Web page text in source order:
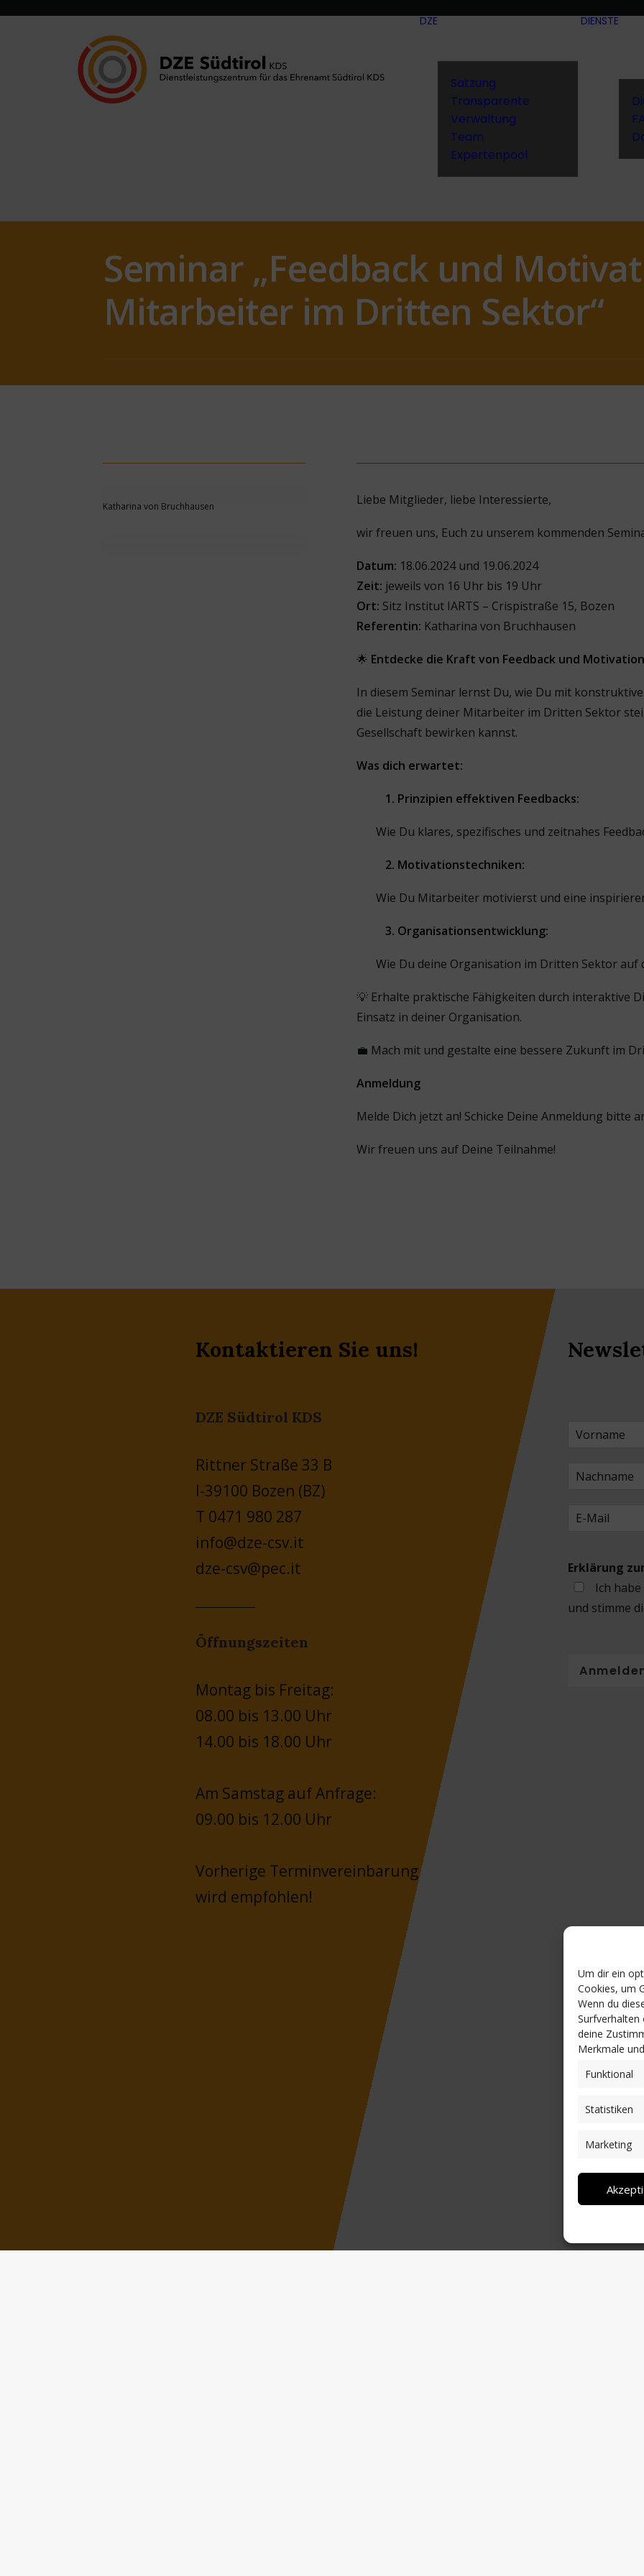
Um dir ein
Cookies, um
Wenn du
Surfverhalten
deine
Merkmale
Funktional
Statistiken
Marketing
DZE
Satzung
Transparente
Verwaltung
Team
Expertenpool
DIENSTE
Seminar „Feedback und
Mitarbeiter im Dritten Sektor“
Katharina von Bruchhausen Liebe Mitglieder, liebe Interessierte,
wir freuen uns, Euch zu unserem kommenden
Datum: 18.06.2024 und 19.06.2024
Zeit: jeweils von 16 Uhr bis 19 Uhr
Ort: Sitz Institut IARTS – Crispistraße 15, Bozen
Referentin: Katharina von Bruchhausen
🌟 Entdecke die Kraft von Feedback und
In diesem Seminar lernst Du, wie Du mit
die Leistung deiner Mitarbeiter im Dritten Sektor
Gesellschaft bewirken kannst.
Was dich erwartet:
1. Prinzipien effektiven Feedbacks:
Wie Du klares, spezifisches und zeitnahes
2. Motivationstechniken:
Wie Du Mitarbeiter motivierst und eine
3. Organisationsentwicklung:
Wie Du deine Organisation im Dritten Sektor auf
💡 Erhalte praktische Fähigkeiten durch interaktive
Einsatz in deiner Organisation.
💼 Mach mit und gestalte eine bessere Zukunft im
Anmeldung
Melde Dich jetzt an! Schicke Deine Anmeldung bitte
Wir freuen uns auf Deine Teilnahme!
Kontaktieren Sie uns!
DZE Südtirol KDS
Rittner Straße 33 B
I-39100 Bozen (BZ)
T 0471 980 287
info@dze-csv.it
dze-csv@pec.it
Öffnungszeiten
Montag bis Freitag:
08.00 bis 13.00 Uhr
14.00 bis 18.00 Uhr
Am Samstag auf Anfrage:
09.00 bis 12.00 Uhr
Vorherige Terminvereinbarung
wird empfohlen!
Erklärung
Ich
und stimme